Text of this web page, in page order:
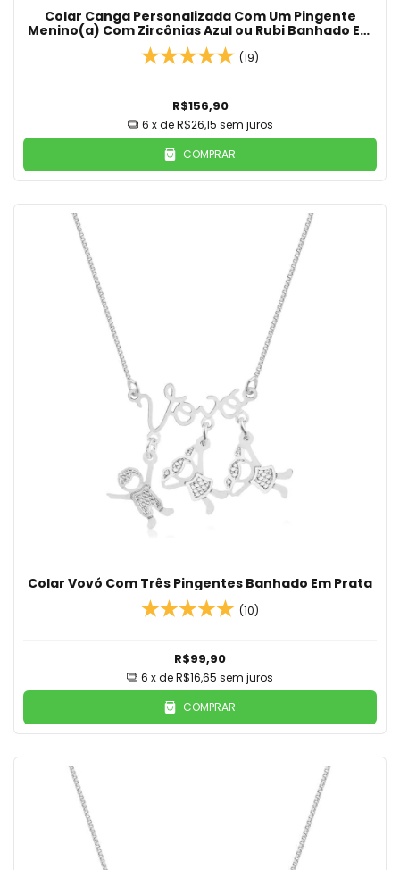
Colar Canga Personalizada Com Um Pingente
Menino(a) Com Zircônias Azul ou Rubi Banhado Em
Ouro 18K
(19)
R$156,90
6 x deR$26,15 sem juros
COMPRAR
Colar Vovó Com Três Pingentes Banhado Em Prata
(10)
R$99,90
6 x deR$16,65 sem juros
COMPRAR